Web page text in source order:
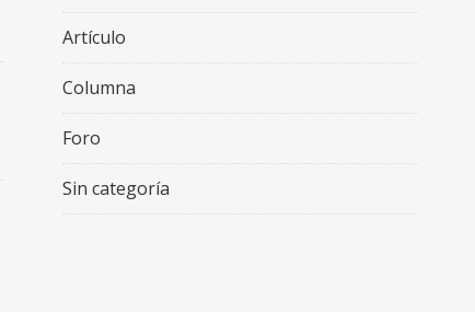
Artículo
Columna
Foro
Sin categoría